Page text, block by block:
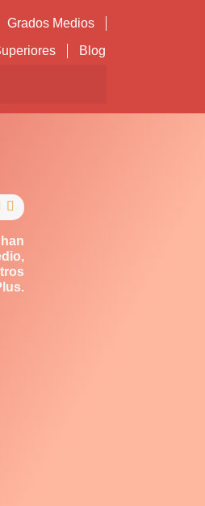
Grados Medios
Blog
